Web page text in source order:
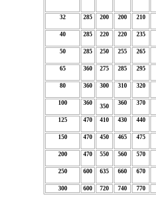
32 285 200 200 210
40 285 220 220 235
50 285 250 255 265
65 360 275 285 295
80 360 300 310 320
100 360 350 360 370
125 470 410 430 440
150 470 450 465 475
200 470 550 560 570
250 600 635 660 670
300 600 720 740 770